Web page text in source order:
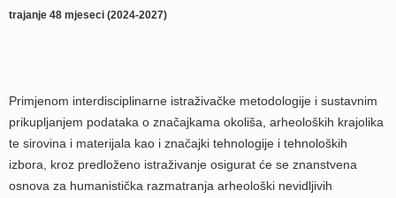
trajanje 48 mjeseci (2024-2027)
Primjenom interdisciplinarne istraživačke metodologije i sustavnim
prikupljanjem podataka o značajkama okoliša, arheoloških krajolika
te sirovina i materijala kao i značajki tehnologije i tehnoloških
izbora, kroz predloženo istraživanje osigurat će se znanstvena
osnova za humanistička razmatranja arheološki nevidljivih